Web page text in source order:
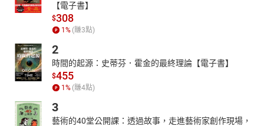
【電子書】
$308
1 % (賺3點)
2
時間的起源：史蒂芬．霍金的最終理論【電子書】
$455
1 % (賺4點)
3
藝術的40堂公開課：透過故事，走進藝術家創作現場，